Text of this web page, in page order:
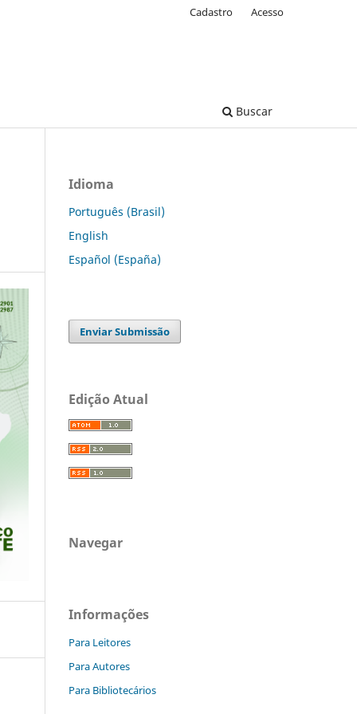
Buscar
Cadastro Acesso
Idioma
Português (Brasil)
English
Español (España)
Enviar Submissão
Edição Atual
Navegar
Informações
Para Leitores
Para Autores
Para Bibliotecários